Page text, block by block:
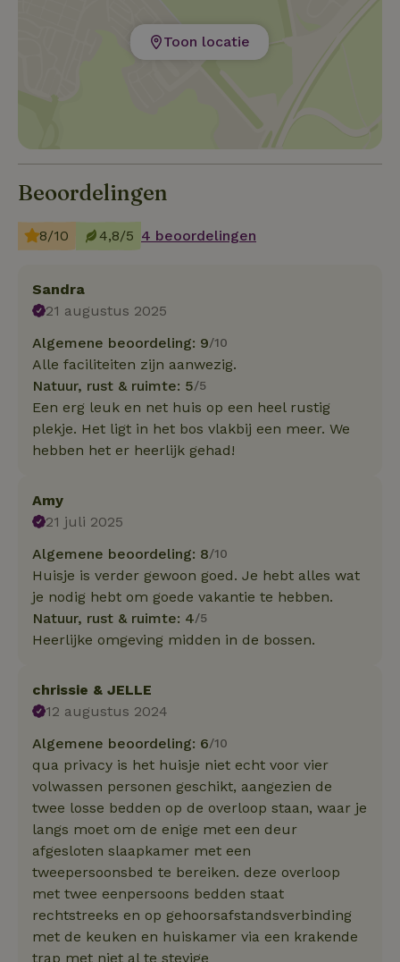
Toon locatie
Beoordelingen
8/10 4,8/5 4 beoordelingen
Sandra
21 augustus 2025
Algemene beoordeling: 9/10
Alle faciliteiten zijn aanwezig.
Natuur, rust & ruimte: 5/5
Een erg leuk en net huis op een heel rustig
plekje. Het ligt in het bos vlakbij een meer. We
hebben het er heerlijk gehad!
Amy
21 juli 2025
Algemene beoordeling: 8/10
Huisje is verder gewoon goed. Je hebt alles wat
je nodig hebt om goede vakantie te hebben.
Natuur, rust & ruimte: 4/5
Heerlijke omgeving midden in de bossen.
chrissie & JELLE
12 augustus 2024
Algemene beoordeling: 6/10
qua privacy is het huisje niet echt voor vier
volwassen personen geschikt, aangezien de
twee losse bedden op de overloop staan, waar je
langs moet om de enige met een deur
afgesloten slaapkamer met een
tweepersoonsbed te bereiken. deze overloop
met twee eenpersoons bedden staat
rechtstreeks en op gehoorsafstandsverbinding
met de keuken en huiskamer via een krakende
trap met niet al te stevige